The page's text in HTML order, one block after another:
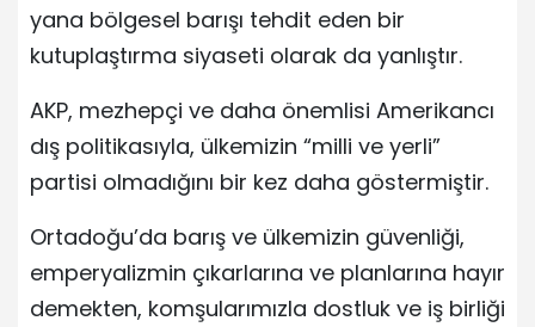
yana bölgesel barışı tehdit eden bir
kutuplaştırma siyaseti olarak da yanlıştır.
AKP, mezhepçi ve daha önemlisi Amerikancı
dış politikasıyla, ülkemizin “milli ve yerli”
partisi olmadığını bir kez daha göstermiştir.
Ortadoğu’da barış ve ülkemizin güvenliği,
emperyalizmin çıkarlarına ve planlarına hayır
demekten, komşularımızla dostluk ve iş birliği